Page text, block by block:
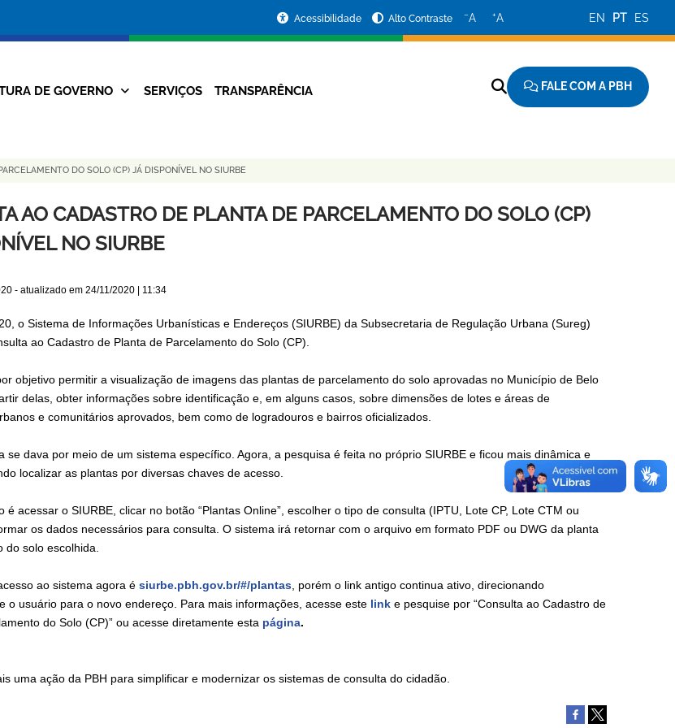
da
Prefeitura
Acessibilidade Alto Contraste −A +A EN PT ES
Navegação
DE GOVERNO SERVIÇOS TRANSPARÊNCIA FALE COM A PBH
DO SOLO (CP) JÁ DISPONÍVEL NO SIURBE
AO CADASTRO DE PLANTA DE PARCELAMENTO DO SOLO (CP)
NO SIURBE
- atualizado em 24/11/2020 | 11:34
o Sistema de Informações Urbanísticas e Endereços (SIURBE) da Subsecretaria de Regulação Urbana (Sureg)
ao Cadastro de Planta de Parcelamento do Solo (CP).
objetivo permitir a visualização de imagens das plantas de parcelamento do solo aprovadas no Município de Belo
delas, obter informações sobre identificação e, em alguns casos, sobre dimensões de lotes e áreas de
e comunitários aprovados, bem como de logradouros e bairros oficializados.
se dava por meio de um sistema específico. Agora, a pesquisa é feita no próprio SIURBE e ficou mais dinâmica e
localizar as plantas por diversas chaves de acesso.
é acessar o SIURBE, clicar no botão “Plantas Online”, escolher o tipo de consulta (IPTU, Lote CP, Lote CTM ou
os dados necessários para consulta. O sistema irá retornar com o arquivo em formato PDF ou DWG da planta
do solo escolhida.
ao sistema agora é siurbe.pbh.gov.br/#/plantas, porém o link antigo continua ativo, direcionando
o usuário para o novo endereço. Para mais informações, acesse este linke pesquise por “Consulta ao Cadastro de
do Solo (CP)” ou acesse diretamente esta página.
uma ação da PBH para simplificar e modernizar os sistemas de consulta do cidadão.